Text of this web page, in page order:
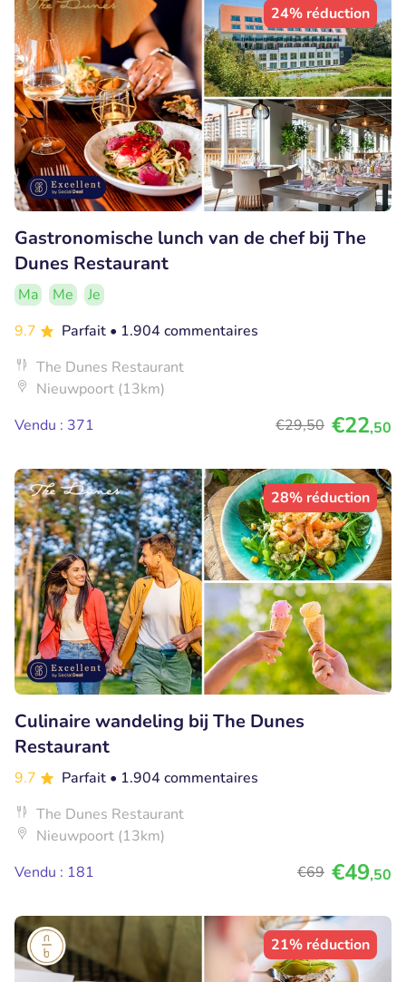
24% réduction
Gastronomische lunch van de chef bij The
Dunes Restaurant
Ma Me
Je
9.7
Parfait • 1.904 commentaires
The Dunes Restaurant
Nieuwpoort (13km)
Vendu : 371
€29,50 €22,50
28% réduction
Culinaire wandeling bij The Dunes
Restaurant
9.7 Parfait • 1.904 commentaires
The Dunes Restaurant
Nieuwpoort (13km)
Vendu : 181
€69 €49,50
21% réduction